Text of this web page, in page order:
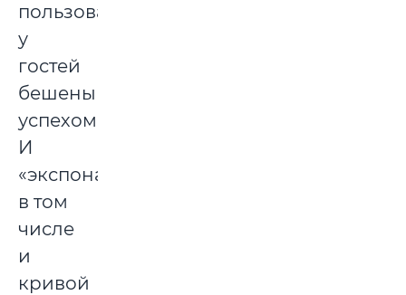
пользовавшуюся
у
гостей
бешеным
успехом!
И
«экспонаты»,
в том
числе
и
кривой